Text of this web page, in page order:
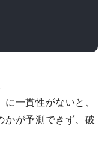
一貫性がないと、
かが予測できず、破